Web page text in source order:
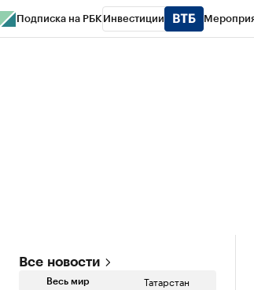
Подписка на РБК Инвестиции
Все новости
Весь мир Татарстан